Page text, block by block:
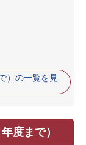
）の一覧を見
度まで）